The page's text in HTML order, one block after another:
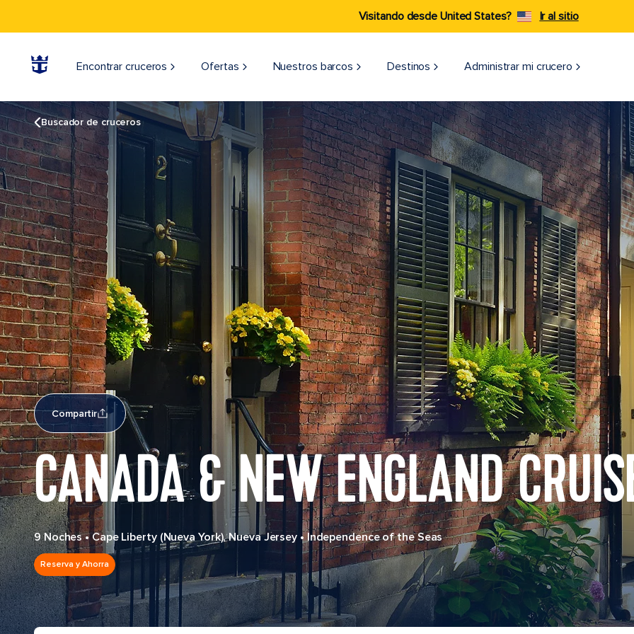
Visitando desde United States? Ir al sitio
Encontrar cruceros Ofertas Nuestros barcos Destinos Administrar mi crucero
Buscador de cruceros
Compartir
CANADA & NEW ENGLAND
9 Noches• Cape Liberty (Nueva York), Nueva Jersey •Independence of the Seas
Reserva y Ahorra